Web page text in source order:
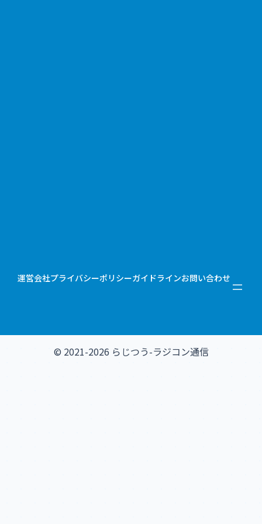
運営会社プライバシーポリシーガイドラインお問い合わせ
© 2021-2026 らじつう-ラジコン通信